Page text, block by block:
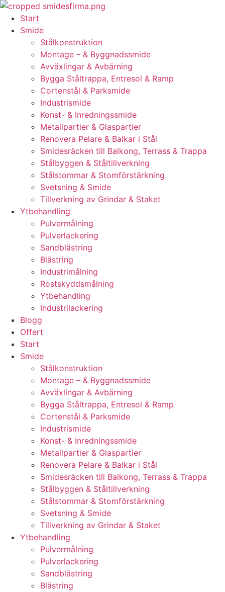
Skip
content
Start
Smide
Stålkonstruktion
Montage – & Byggnadssmide
Avväxlingar & Avbärning
Bygga Ståltrappa, Entresol & Ramp
Cortenstål & Parksmide
Industrismide
Konst- & Inredningssmide
Metallpartier & Glaspartier
Renovera Pelare & Balkar i Stål
Smidesräcken till Balkong, Terrass & Trappa
Stålbyggen & Ståltillverkning
Stålstommar & Stomförstärkning
Svetsning & Smide
Tillverkning av Grindar & Staket
Ytbehandling
Pulvermålning
Pulverlackering
Sandblästring
Blästring
Industrimålning
Rostskyddsmålning
Ytbehandling
Industrilackering
Blogg
Offert
Start
Smide
Stålkonstruktion
Montage – & Byggnadssmide
Avväxlingar & Avbärning
Bygga Ståltrappa, Entresol & Ramp
Cortenstål & Parksmide
Industrismide
Konst- & Inredningssmide
Metallpartier & Glaspartier
Renovera Pelare & Balkar i Stål
Smidesräcken till Balkong, Terrass & Trappa
Stålbyggen & Ståltillverkning
Stålstommar & Stomförstärkning
Svetsning & Smide
Tillverkning av Grindar & Staket
Ytbehandling
Pulvermålning
Pulverlackering
Sandblästring
Blästring